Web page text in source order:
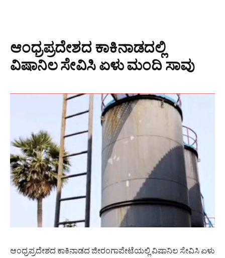
ಆಂಧ್ರಪ್ರದೇಶದ ಕಾಕಿನಾಡದಲ್ಲಿ
ವಿಷಾನಿಲ ಸೇವಿಸಿ ಏಳು ಮಂದಿ ಸಾವು
ಆಂಧ್ರಪ್ರದೇಶದ ಕಾಕಿನಾಡದ ಜೀರಂಗಾಪೇಟೆಯಲ್ಲಿ ವಿಷಾನಿಲ ಸೇವಿಸಿ ಏಳು